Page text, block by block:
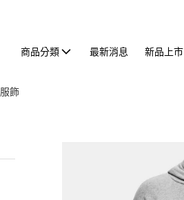
商品分類 最新消息 新品上市
服飾